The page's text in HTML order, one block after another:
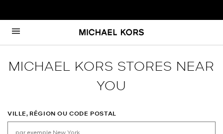
Passer au contenu
Retour à Nav
MICHAEL KORS STORES NEAR
YOU
VILLE, RÉGION OU CODE POSTAL